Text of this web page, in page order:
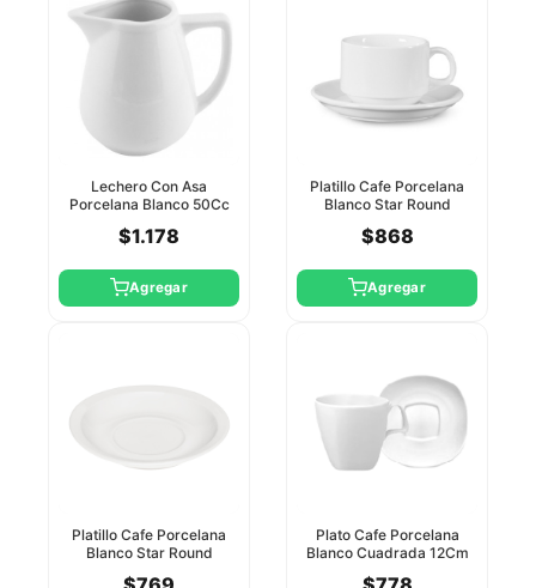
Lechero Con Asa
Porcelana Blanco 50Cc
$1.178
Agregar
Platillo Cafe Porcelana
Blanco Star Round
$868
Agregar
Platillo Cafe Porcelana
Blanco Star Round
Plato Cafe Porcelana
Blanco Cuadrada 12Cm